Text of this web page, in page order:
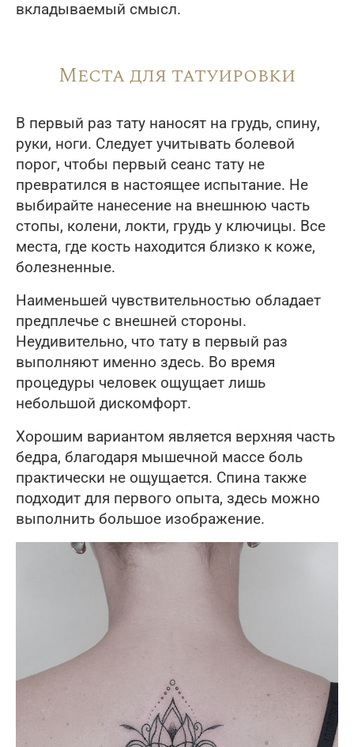
вкладываемый смысл.
Места для татуировки
В первый раз тату наносят на грудь, спину,
руки, ноги. Следует учитывать болевой
порог, чтобы первый сеанс тату не
превратился в настоящее испытание. Не
выбирайте нанесение на внешнюю часть
стопы, колени, локти, грудь у ключицы. Все
места, где кость находится близко к коже,
болезненные.
Наименьшей чувствительностью обладает
предплечье с внешней стороны.
Неудивительно, что тату в первый раз
выполняют именно здесь. Во время
процедуры человек ощущает лишь
небольшой дискомфорт.
Хорошим вариантом является верхняя часть
бедра, благодаря мышечной массе боль
практически не ощущается. Спина также
подходит для первого опыта, здесь можно
выполнить большое изображение.